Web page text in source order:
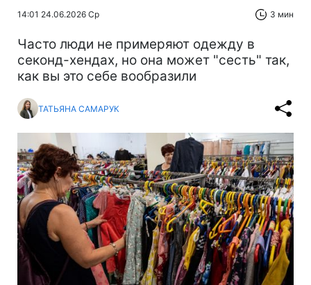
14:01 24.06.2026 Ср 3 мин
Часто люди не примеряют одежду в
секонд-хендах, но она может "сесть" так,
как вы это себе вообразили
ТАТЬЯНА САМАРУК